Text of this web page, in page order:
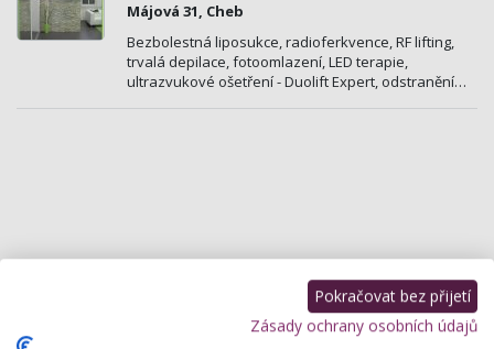
Májová 31, Cheb
Bezbolestná liposukce, radioferkvence, RF lifting,
trvalá depilace, fotoomlazení, LED terapie,
ultrazvukové ošetření - Duolift Expert, odstranění…
Pokračovat bez přijetí
Zásady ochrany osobních údajů